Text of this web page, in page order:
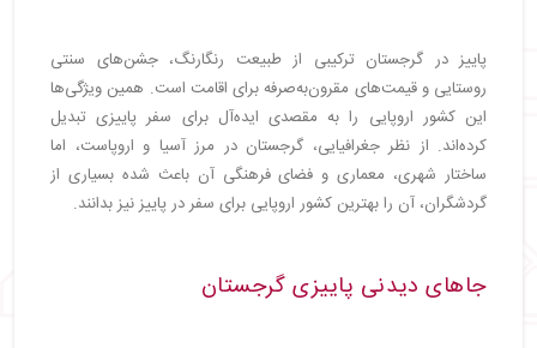
پاییز در گرجستان ترکیبی از طبیعت رنگارنگ، جشن‌های سنتی
روستایی و قیمت‌های مقرون‌به‌صرفه برای اقامت است. همین ویژگی‌ها
این کشور اروپایی را به مقصدی ایده‌آل برای سفر پاییزی تبدیل
کرده‌اند. از نظر جغرافیایی، گرجستان در مرز آسیا و اروپاست، اما
ساختار شهری، معماری و فضای فرهنگی آن باعث شده بسیاری از
گردشگران، آن را بهترین کشور اروپایی برای سفر در پاییز نیز بدانند.
جاهای دیدنی پاییزی گرجستان